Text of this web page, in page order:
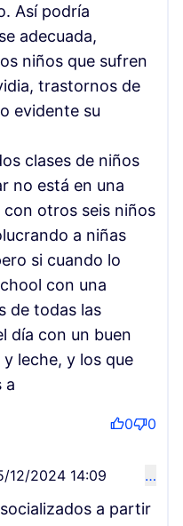
Así podría
adecuada,
niños que sufren
trastornos de
evidente su
clases de niños
no está en una
con otros seis niños
a niñas
si cuando lo
con una
de todas las
día con un buen
leche, y los que
a
0 0
al comentario 284)
12/2024 14:09 …
a partir